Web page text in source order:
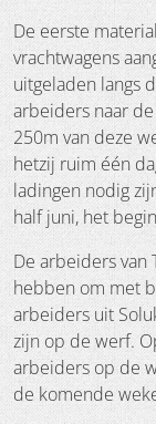
De eerste
vrachtwagens
uitgeladen langs
arbeiders naar
250m van deze
hetzij ruim één
ladingen nodig
half juni, het
De arbeiders van
hebben om met
arbeiders uit
zijn op de werf.
arbeiders op de
de komende